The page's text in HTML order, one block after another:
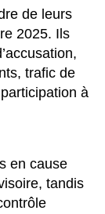
de leurs
2025. Ils
trafic de
à
en cause
tandis